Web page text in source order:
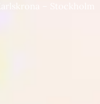
Karlskrona